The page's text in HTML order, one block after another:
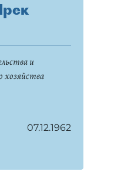
и
хозяйства
07.12.1962